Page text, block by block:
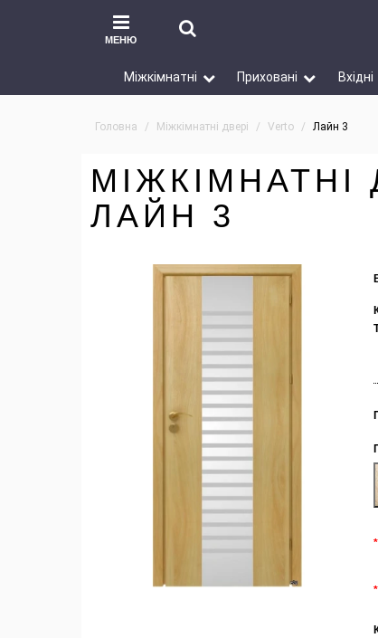
МЕНЮ
Міжкімнатні Приховані Вхідні
Головна Міжкімнатні двері Verto Лайн 3
МІЖКІМНАТНІ
ЛАЙН 3